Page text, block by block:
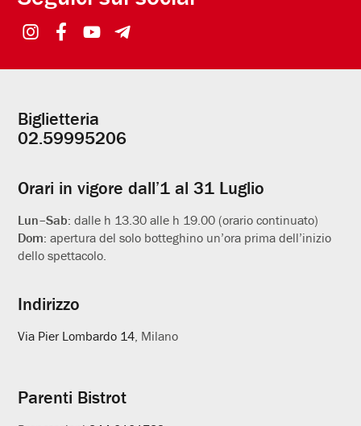
Informazioni
utili
Biglietteria
02.59995206
Orari in vigore dall’1 al 31 Luglio
Lun–Sab:dalle h 13.30 alle h 19.00 (orario continuato)
Dom:apertura del solo botteghino un’ora prima dell’inizio
dello spettacolo.
Indirizzo
Via Pier Lombardo 14 , Milano
Parenti Bistrot